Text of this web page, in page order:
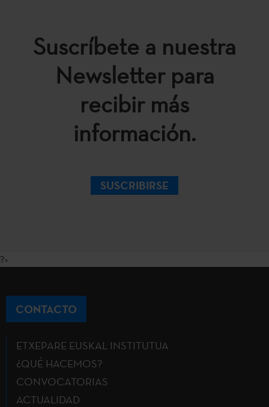
Suscríbete a nuestra
Newsletter para
recibir más
información.
SUSCRIBIRSE
?>
CONTACTO
ETXEPARE EUSKAL INSTITUTUA
¿QUÉ HACEMOS?
CONVOCATORIAS
ACTUALIDAD